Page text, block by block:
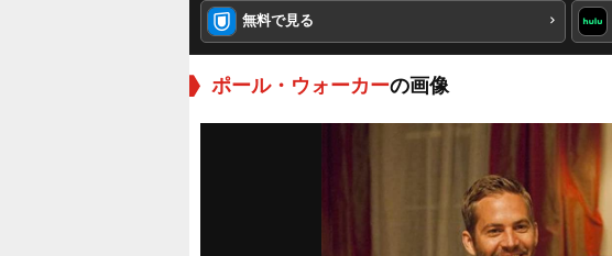
無料で見る
ポール・ウォーカーの画像